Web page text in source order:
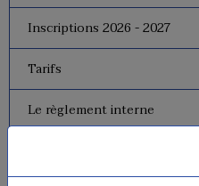
Inscriptions 2026 - 2027
Tarifs
Le règlement interne